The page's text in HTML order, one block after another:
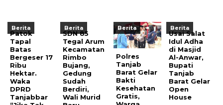
Berita
Patok
Tapal
Batas
Bergeser 17
Ribu
Hektar.
Waka
DPRD
Tanjabbar
Berita
SDN 85
Tegal Arum
Kecamatan
Rimbo
Bujang,
Gedung
Sudah
Berdiri,
Wali Murid
Berita
Polres
Tanjab
Barat Gelar
Bakti
Kesehatan
Gratis,
Berita
Usai Salat
Idul Adha
di Masjid
Al-Anwar,
Bupati
Tanjab
Barat Gelar
Open
House